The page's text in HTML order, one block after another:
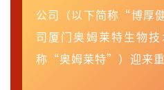
公司（以下简称“博厚
司厦门奥姆莱特生物
称“奥姆莱特”）迎来重